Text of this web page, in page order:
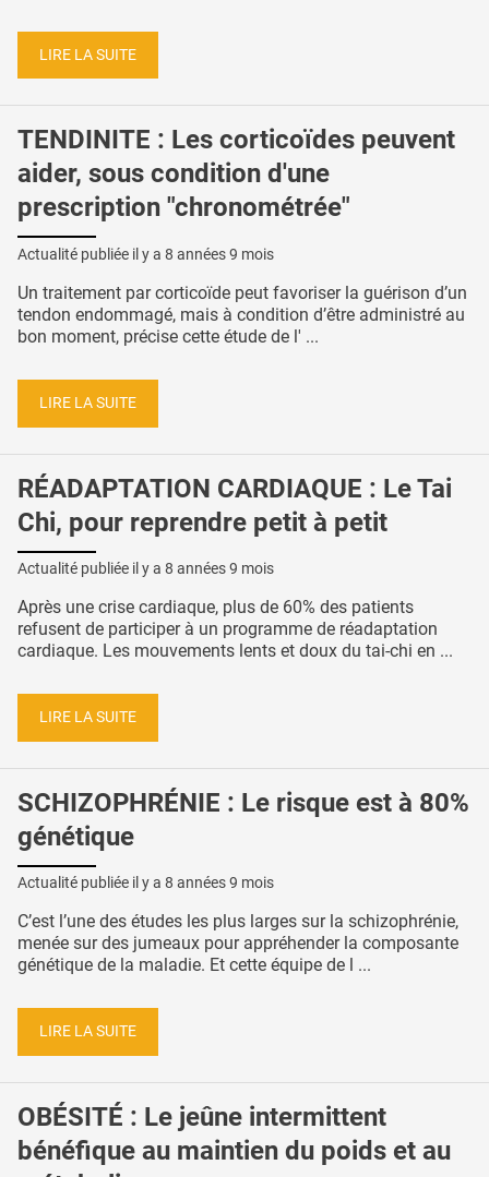
LIRE LA SUITE
TENDINITE : Les corticoïdes peuvent
aider, sous condition d'une
prescription "chronométrée"
Actualité publiée il y a 8 années 9 mois
Un traitement par corticoïde peut favoriser la guérison d’un
tendon endommagé, mais à condition d’être administré au
bon moment, précise cette étude de l' ...
LIRE LA SUITE
RÉADAPTATION CARDIAQUE : Le Tai
Chi, pour reprendre petit à petit
Actualité publiée il y a 8 années 9 mois
Après une crise cardiaque, plus de 60% des patients
refusent de participer à un programme de réadaptation
cardiaque. Les mouvements lents et doux du tai-chi en ...
LIRE LA SUITE
SCHIZOPHRÉNIE : Le risque est à 80%
génétique
Actualité publiée il y a 8 années 9 mois
C’est l’une des études les plus larges sur la schizophrénie,
menée sur des jumeaux pour appréhender la composante
génétique de la maladie. Et cette équipe de l ...
LIRE LA SUITE
OBÉSITÉ : Le jeûne intermittent
bénéfique au maintien du poids et au